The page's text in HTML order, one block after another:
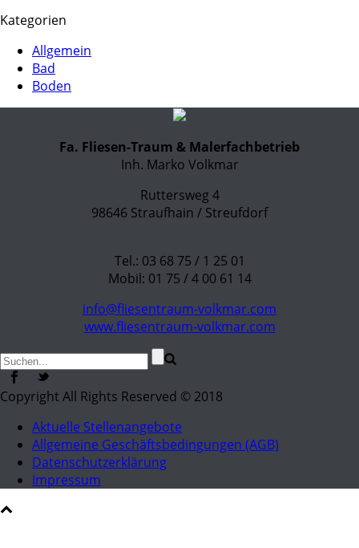
Kategorien
Allgemein
Bad
Boden
Fa. Fliesen-Traum & Malerfachbetrieb
Inh. Marko Volkmar
Ruttersweg 4
98646 Straufhain / Streufdorf
Tel.: 03 68 75 / 1 25 01
Mobil: 01 75 / 4 00 61 14
info@fliesentraum-volkmar.com
www.fliesentraum-volkmar.com
Copyright All Rights Reserved © 2018
Aktuelle Stellenangebote
Allgemeine Geschäftsbedingungen (AGB)
Datenschutzerklärung
Impressum